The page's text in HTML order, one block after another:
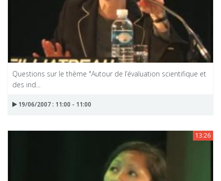
Questions sur le thème "Autour de l’évaluation scientifique et
des ind...
19/06/2007 : 11:00 - 11:00
13:26